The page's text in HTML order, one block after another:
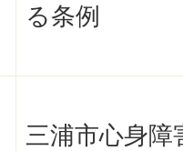
る条例
三浦市心身障